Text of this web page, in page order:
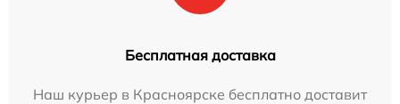
Бесплатная доставка
Наш курьер в Красноярске бесплатно доставит